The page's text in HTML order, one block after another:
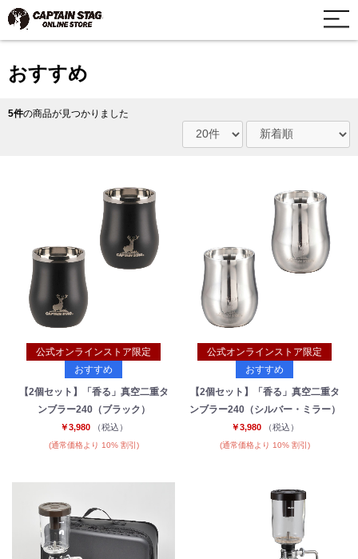
おすすめ
5件の商品が見つかりました
公式オンラインストア限定
おすすめ
【2個セット】「香る」真空二重タ
ンブラー240（ブラック）
￥3,980 （税込）
(通常価格より 10% 割引)
公式オンラインストア限定
おすすめ
【2個セット】「香る」真空二重タ
ンブラー240（シルバー・ミラー）
￥3,980 （税込）
(通常価格より 10% 割引)